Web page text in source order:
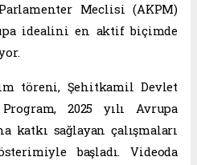
Meclisi (AKPM)
idealini en aktif biçimde
töreni, Şehitkamil Devlet
Program, 2025 yılı Avrupa
katkı sağlayan çalışmaları
başladı. Videoda